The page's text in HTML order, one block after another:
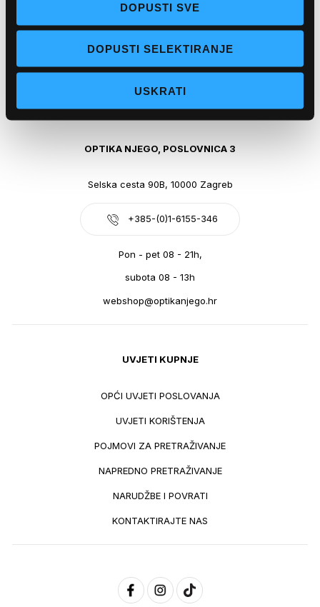
DOPUSTI SVE
DOPUSTI SELEKTIRANJE
USKRATI
+385-(0)21-612-709
Pon - pet: 07 - 21h,
Sub: 07-21h
webshop@optikanjego.hr
OPTIKA NJEGO, POSLOVNICA 3
Selska cesta 90B, 10000 Zagreb
+385-(0)1-6155-346
Pon - pet 08 - 21h,
subota 08 - 13h
webshop@optikanjego.hr
UVJETI KUPNJE
OPĆI UVJETI POSLOVANJA
UVJETI KORIŠTENJA
POJMOVI ZA PRETRAŽIVANJE
NAPREDNO PRETRAŽIVANJE
NARUDŽBE I POVRATI
KONTAKTIRAJTE NAS